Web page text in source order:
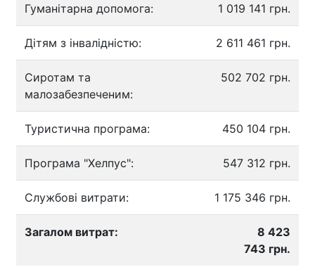
Гуманітарна допомога: 1 019 141 грн.
Дітям з інвалідністю: 2 611 461 грн.
Сиротам та
малозабезпеченим:
502 702 грн.
Туристична програма: 450 104 грн.
Програма "Хелпус": 547 312 грн.
Службові витрати: 1 175 346 грн.
Загалом витрат:
8 423
743 грн.